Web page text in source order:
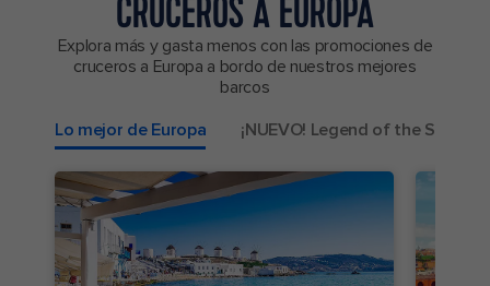
CRUCEROS A EUROPA
Explora más y gasta menos con las promociones de
cruceros a Europa a bordo de nuestros mejores
barcos
Lo mejor de Europa
¡NUEVO! Legend of the Seas